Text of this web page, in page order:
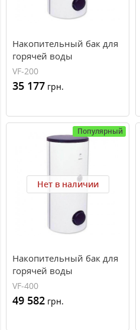
Накопительный бак для
горячей воды
Winkelmann VF 200 (200
л, 2 теплообменника,
эмаль)
VF-200
35 177 грн.
Популярный
Нет в наличии
Накопительный бак для
горячей воды
Winkelmann VF 400 (400
л, 2 теплообменника,
эмаль)
VF-400
49 582 грн.